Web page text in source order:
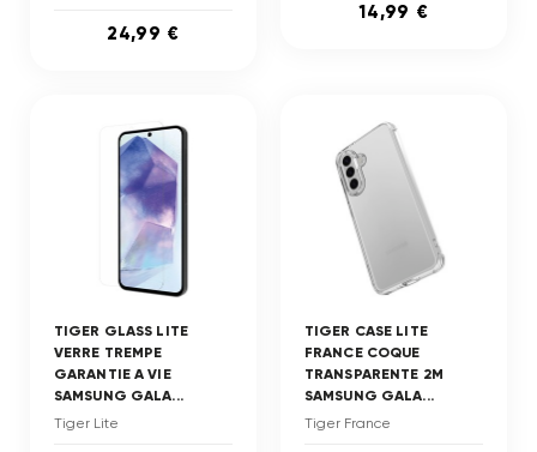
24,99 €
14,99 €
TIGER GLASS LITE
VERRE TREMPE
GARANTIE A VIE
SAMSUNG GALA...
Tiger Lite
TIGER CASE LITE
FRANCE COQUE
TRANSPARENTE 2M
SAMSUNG GALA...
Tiger France